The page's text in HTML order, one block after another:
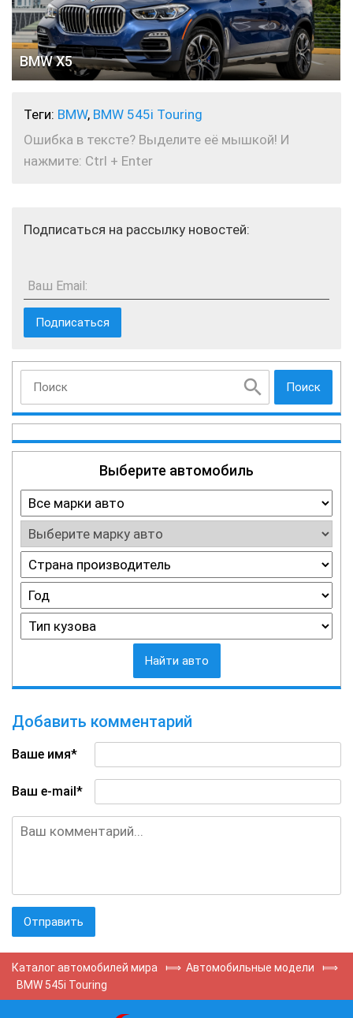
Поиск
Выберите автомобиль
Найти авто
BMW X5
Теги: BMW, BMW 545i Touring
Ошибка в тексте? Выделите её мышкой! И
нажмите: Ctrl + Enter
Подписаться на рассылку новостей:
Ваш Email:
Добавить комментарий
Ваше имя*
Ваш e-mail*
Каталог автомобилей мира ⟾ Автомобильные модели
⟾
BMW 545i Touring